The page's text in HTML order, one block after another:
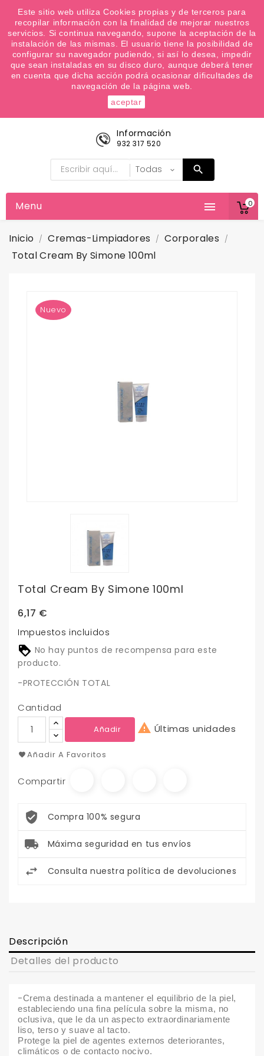
¿Quiere conocer las próximas ofertas del fin de
semana? Apúntate a nuestra Newsletter
Favoritos (0)

0
Información
932 317 520

Menu
Inicio Cremas-Limpiadores
Corporales
Total Cream By Simone 100ml
Nuevo
Total Cream By Simone 100ml
6,17 €
Impuestos incluidos
No hay puntos de recompensa para este
producto.
-PROTECCIÓN TOTAL
Cantidad
Añadir  Últimas unidades
Añadir A Favoritos
Compartir
Compra 100% segura
Máxima seguridad en tus envíos
Consulta nuestra política de devoluciones
Descripción
Detalles del producto
-Crema destinada a mantener el equilibrio de la piel,
estableciendo una fina película sobre la misma, no
oclusiva, que le da un aspecto extraordinariamente
liso, terso y suave al tacto.
Protege la piel de agentes externos deteriorantes,
climáticos o de contacto nocivo.
Este sitio web utiliza Cookies propias y de terceros para
recopilar información con la finalidad de mejorar nuestros
servicios. Si continua navegando, supone la aceptación de la
instalación de las mismas. El usuario tiene la posibilidad de
configurar su navegador pudiendo, si así lo desea, impedir
que sean instaladas en su disco duro, aunque deberá tener
en cuenta que dicha acción podrá ocasionar dificultades de
navegación de la página web.
aceptar